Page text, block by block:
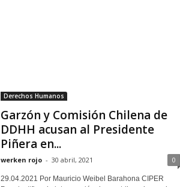
Derechos Humanos
Garzón y Comisión Chilena de
DDHH acusan al Presidente
Piñera en...
werken rojo - 30 abril, 2021 0
29.04.2021 Por Mauricio Weibel Barahona CIPER